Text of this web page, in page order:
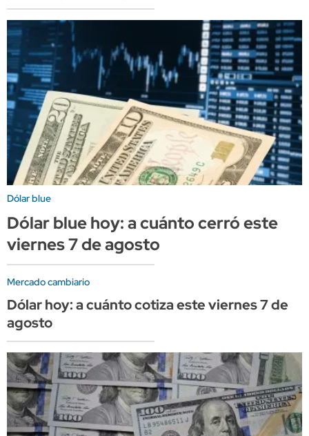
Dólar blue
Dólar blue hoy: a cuánto cerró este
viernes 7 de agosto
Mercado cambiario
Dólar hoy: a cuánto cotiza este viernes 7 de
agosto